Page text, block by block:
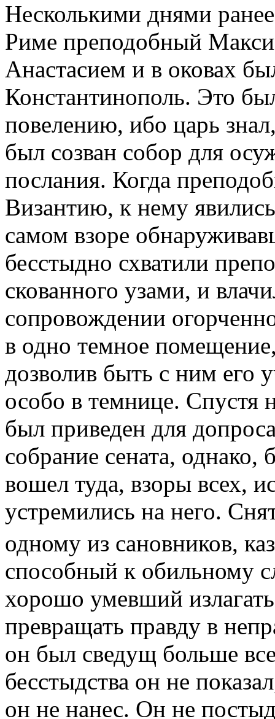
Несколькими днями
Риме преподобный
Анастасием и в оковах
Константинополь. Это
повелению, ибо царь
был созван собор для
послания. Когда
Византию, к нему
самом взоре
бесстыдно схватили
скованного узами, и
сопровождении
в одно темное
дозволив быть с ним его
особо в темнице. Спустя
был приведен для
собрание сената, однако,
вошел туда, взоры всех,
устремились на него.
одному из сановников,
способный к обильному
хорошо умевший
превращать правду в
он был сведущ больше
бесстыдства он не
он не нанес. Он не